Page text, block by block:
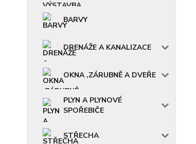
BARVY
DRENÁŽE A KANALIZACE
OKNA ,ZÁRUBNĚ A DVEŘE
PLYN A PLYNOVÉ
SPOŘEBIČE
STŘECHA